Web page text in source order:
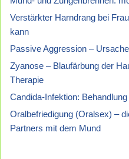
Verstärkter Harndrang bei
kann
Passive Aggression –
Zyanose – Blaufärbung der
Therapie
Candida-Infektion:
Oralbefriedigung (Oralsex) –
Partners mit dem Mund